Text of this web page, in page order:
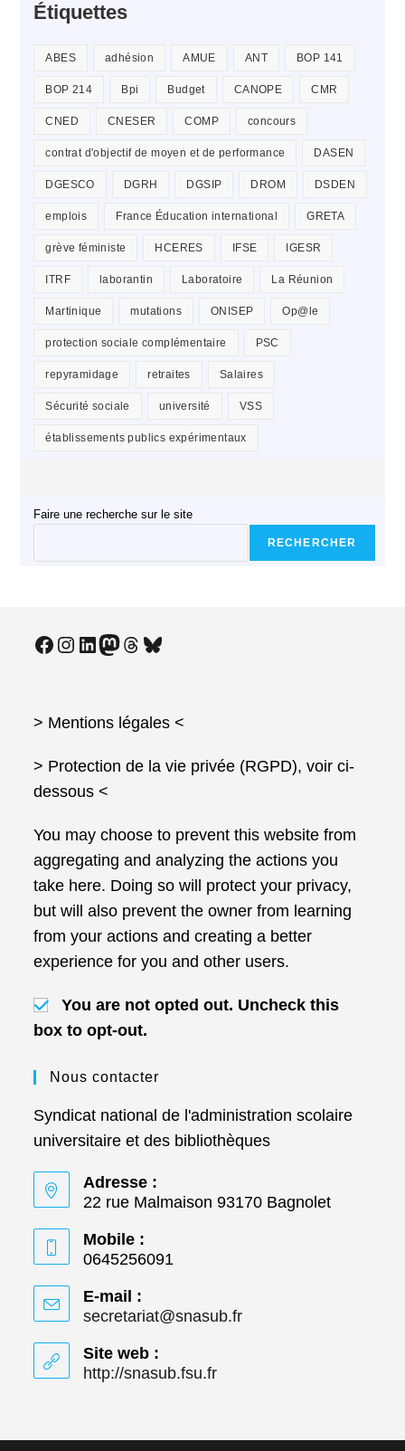
Étiquettes
ABES adhésion AMUE ANT BOP 141
BOP 214 Bpi Budget CANOPE CMR
CNED CNESER COMP concours
contrat d'objectif de moyen et de performance DASEN
DGESCO DGRH DGSIP DROM DSDEN
emplois France Éducation international GRETA
grève féministe HCERES IFSE IGESR
ITRF laborantin Laboratoire La Réunion
Martinique mutations ONISEP Op@le
protection sociale complémentaire PSC
repyramidage retraites Salaires
Sécurité sociale université VSS
établissements publics expérimentaux
Faire une recherche sur le site
RECHERCHER
Facebook
Instagram
LinkedIn
Mastodon
ThreadsBluesky
> Mentions légales <
> Protection de la vie privée (RGPD), voir ci-
dessous <
You may choose to prevent this website from
aggregating and analyzing the actions you
take here. Doing so will protect your privacy,
but will also prevent the owner from learning
from your actions and creating a better
experience for you and other users.
You are not opted out. Uncheck this
box to opt-out.
Nous contacter
Syndicat national de l'administration scolaire
universitaire et des bibliothèques
Adresse :
22 rue Malmaison 93170 Bagnolet
Mobile :
0645256091
E-mail :
secretariat@snasub.frS’ouvre
Site web :
http://snasub.fsu.frS’ouvre
onglet